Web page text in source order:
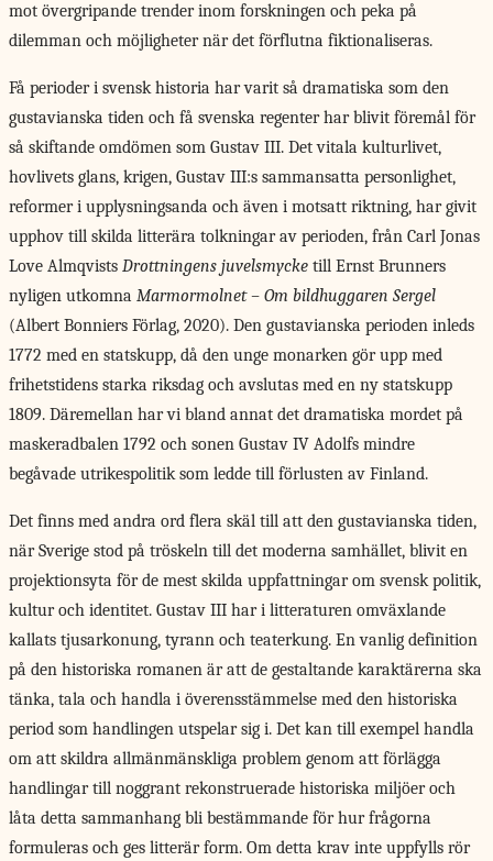
mot övergripande trender inom forskningen och peka på
dilemman och möjligheter när det förflutna fiktionaliseras.
Få perioder i svensk historia har varit så dramatiska som den
gustavianska tiden och få svenska regenter har blivit föremål för
så skiftande omdömen som Gustav III. Det vitala kulturlivet,
hovlivets glans, krigen, Gustav III:s sammansatta personlighet,
reformer i upplysningsanda och även i motsatt riktning, har givit
upphov till skilda litterära tolkningar av perioden, från Carl Jonas
Love Almqvists Drottningens juvelsmycke till Ernst Brunners
nyligen utkomna Marmormolnet – Om bildhuggaren Sergel
(Albert Bonniers Förlag, 2020). Den gustavianska perioden inleds
1772 med en statskupp, då den unge monarken gör upp med
frihetstidens starka riksdag och avslutas med en ny statskupp
1809. Däremellan har vi bland annat det dramatiska mordet på
maskeradbalen 1792 och sonen Gustav IV Adolfs mindre
begåvade utrikespolitik som ledde till förlusten av Finland.
Det finns med andra ord flera skäl till att den gustavianska tiden,
när Sverige stod på tröskeln till det moderna samhället, blivit en
projektionsyta för de mest skilda uppfattningar om svensk politik,
kultur och identitet. Gustav III har i litteraturen omväxlande
kallats tjusarkonung, tyrann och teaterkung. En vanlig definition
på den historiska romanen är att de gestaltande karaktärerna ska
tänka, tala och handla i överensstämmelse med den historiska
period som handlingen utspelar sig i. Det kan till exempel handla
om att skildra allmänmänskliga problem genom att förlägga
handlingar till noggrant rekonstruerade historiska miljöer och
låta detta sammanhang bli bestämmande för hur frågorna
formuleras och ges litterär form. Om detta krav inte uppfylls rör